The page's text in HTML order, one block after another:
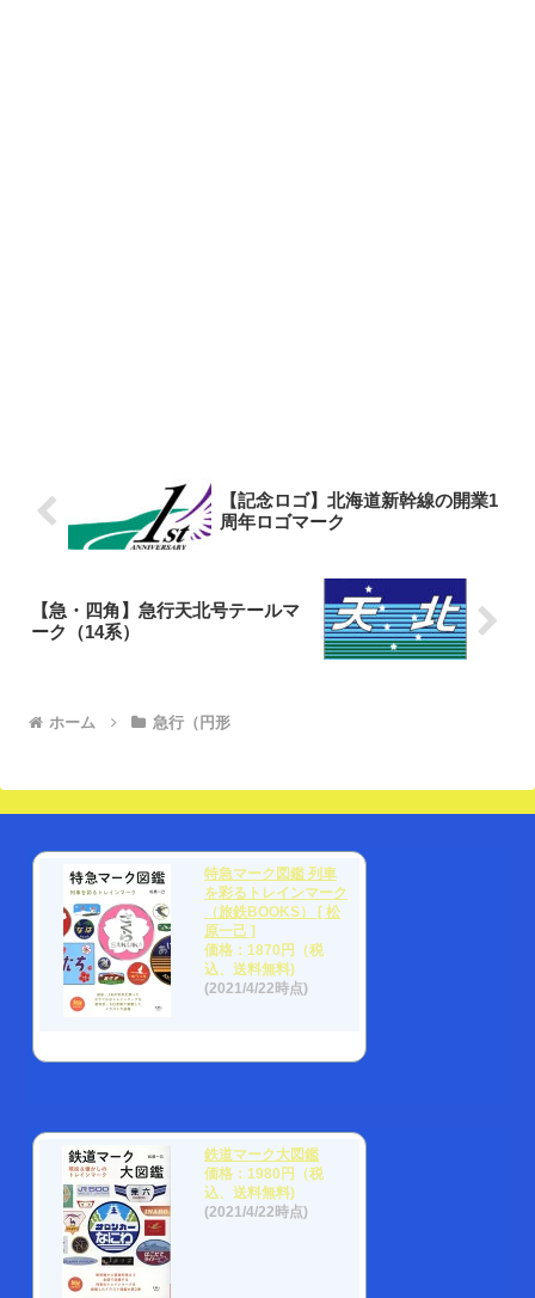
【記念ロゴ】北海道新幹線の開業1
周年ロゴマーク
【急・四角】急行天北号テールマ
ーク（14系）
ホーム 急行（円形
特急マーク図鑑 列車
を彩るトレインマーク
（旅鉄BOOKS） [ 松
原一己 ]
価格：1870円（税
込、送料無料)
(2021/4/22時点)
鉄道マーク大図鑑
価格：1980円（税
込、送料無料)
(2021/4/22時点)